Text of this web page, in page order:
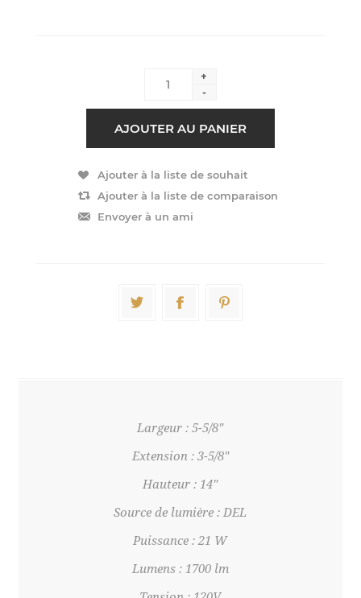
+
-
Largeur : 5-5/8"
Extension : 3-5/8"
Hauteur : 14"
Source de lumière : DEL
Puissance : 21 W
Lumens : 1700 lm